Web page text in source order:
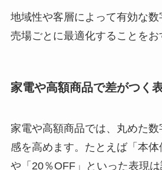
地域性や客層によって有効な数
売場ごとに最適化することをお
家電や高額商品で差がつく
家電や高額商品では、丸めた
感を高めます。たとえば「本体
や「20％OFF」といった表現